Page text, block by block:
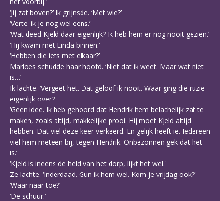
‘Jij zat boven?’ Ik grijnsde. ‘Met wie?’
‘Vertel ik je nog wel eens.’
‘Wat deed Kjeld daar eigenlijk? Ik heb hem er nog nooit gezien.’
‘Hij kwam met Linda binnen.’
‘Hebben die iets met elkaar?’
Marloes schudde haar hoofd. ‘Niet dat ik weet. Maar wat niet
is…’
Ik lachte. ‘Vergeet het. Dat geloof ik nooit. Waar ging die ruzie
eigenlijk over?’
‘Geen idee. Ik heb gehoord dat Hendrik hem belachelijk zat te
maken, zoals altijd, makkelijke prooi. Hij moet Kjeld altijd
hebben. Dat viel deze keer verkeerd. En gelijk heeft ie. Iedereen
viel hem meteen bij, tegen Hendrik. Onbezonnen gek dat het
is.’
‘Kjeld is ineens de held van het dorp, lijkt het wel.’
Ze lachte. ‘Inderdaad. Gun ik hem wel. Kom je vrijdag ook?’
‘Waar naar toe?’
‘De schuur.’